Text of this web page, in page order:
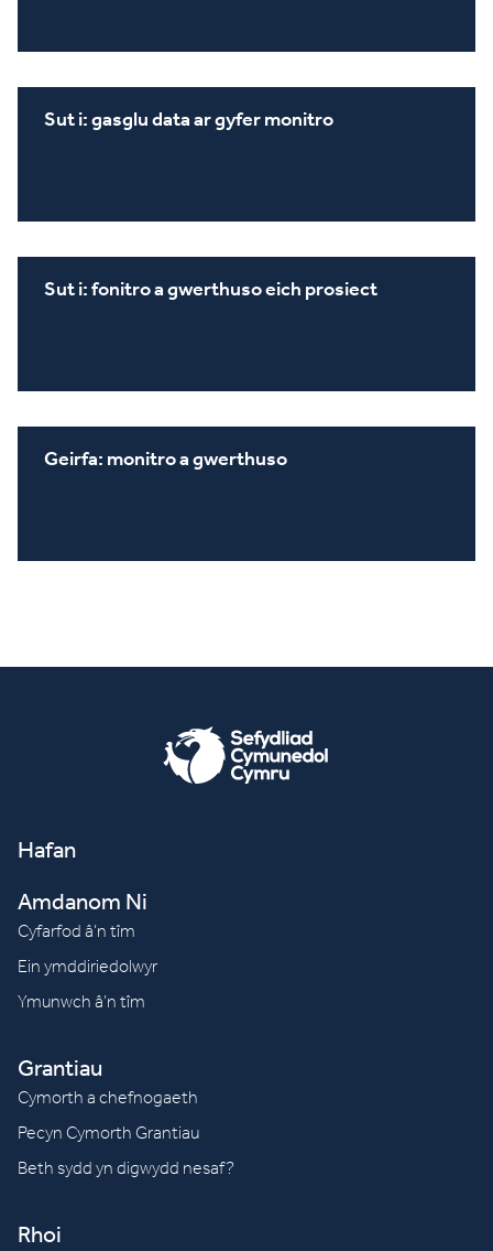
Sut i: gasglu data ar gyfer monitro
Sut i: fonitro a gwerthuso eich prosiect
Geirfa: monitro a gwerthuso
Hafan
Amdanom Ni
Cyfarfod â’n tîm
Ein ymddiriedolwyr
Ymunwch â’n tîm
Grantiau
Cymorth a chefnogaeth
Pecyn Cymorth Grantiau
Beth sydd yn digwydd nesaf?
Rhoi